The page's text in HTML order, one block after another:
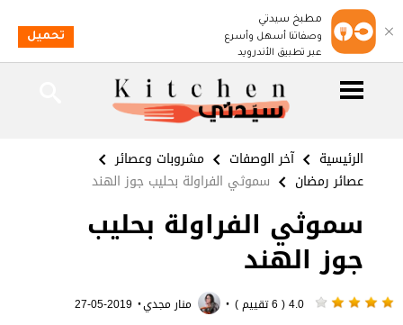
الرئيسية آخر الوصفات
مشروبات وعصائر
عصائر رمضان
سموثي الفراولة بحليب جوز الهند
سموثي الفراولة بحليب
جوز الهند
· منار مجدي·
2019-05-27
مطبخ سيدتي
وصفاتنا أسهل وأسرع
عبر تطبيق الأندرويد
تحميل